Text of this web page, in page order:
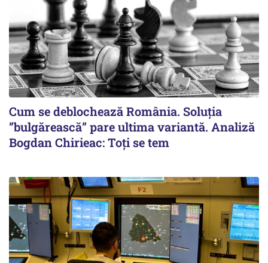
Cum se deblochează România. Soluția
”bulgărească” pare ultima variantă. Analiză
Bogdan Chirieac: Toți se tem